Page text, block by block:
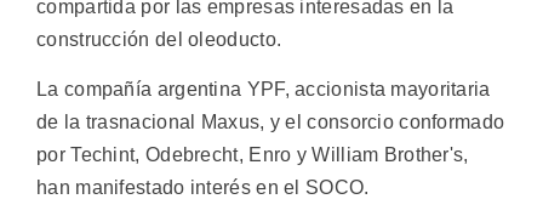
compartida por las empresas interesadas en la
construcción del oleoducto.
La compañía argentina YPF, accionista mayoritaria
de la trasnacional Maxus, y el consorcio conformado
por Techint, Odebrecht, Enro y William Brother's,
han manifestado interés en el SOCO.